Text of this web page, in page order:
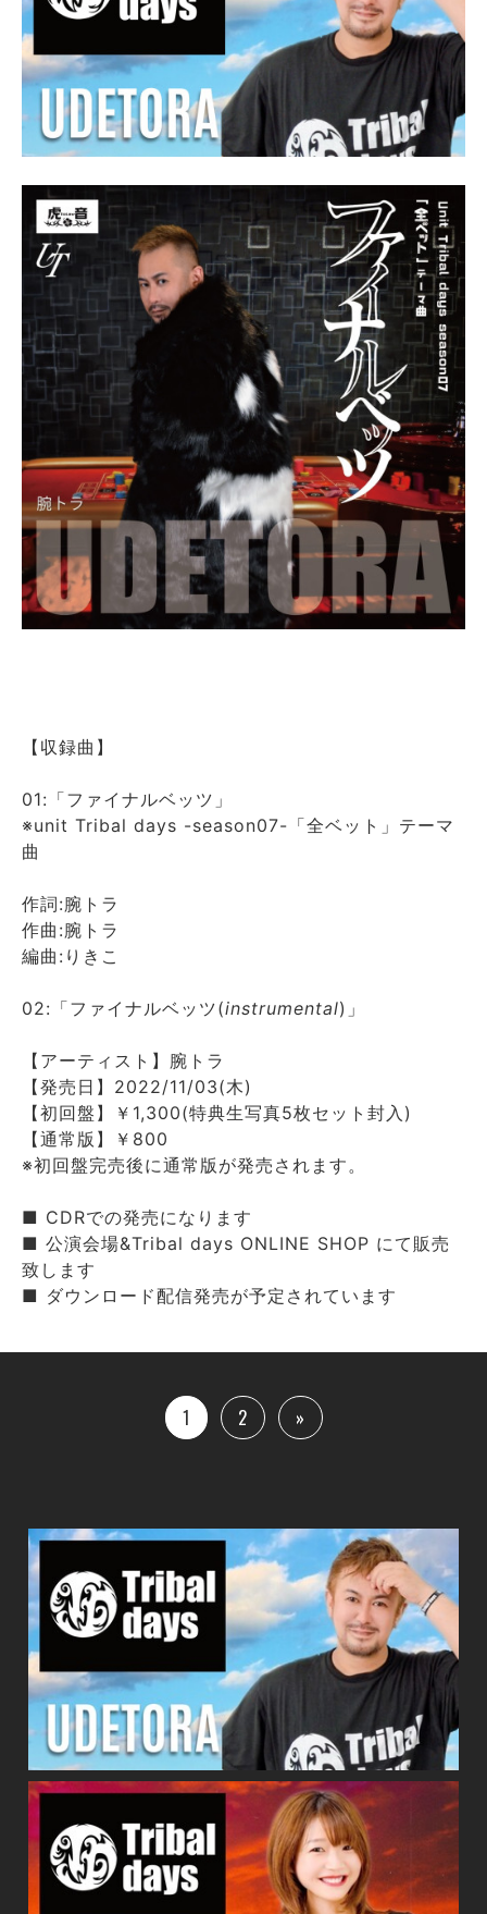
【収録曲】
01:「ファイナルベッツ」
※unit Tribal days -season07-「全ベット」テーマ
曲
作詞:腕トラ
作曲:腕トラ
編曲:りきこ
02:「ファイナルベッツ(instrumental)」
【アーティスト】腕トラ
【発売日】2022/11/03(木)
【初回盤】￥1,300(特典生写真5枚セット封入)
【通常版】￥800
※初回盤完売後に通常版が発売されます。
■ CDRでの発売になります
■ 公演会場&Tribal days ONLINE SHOP にて販売
致します
■ ダウンロード配信発売が予定されています
1 2 »